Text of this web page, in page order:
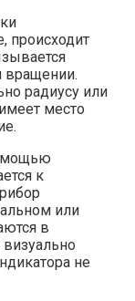
происходит
вращении.
радиусу или
место
к
или
в
не